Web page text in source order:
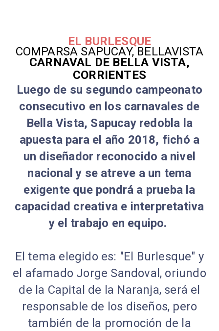
EL BURLESQUE
COMPARSA SAPUCAY, BELLAVISTA
CARNAVAL DE BELLA VISTA,
CORRIENTES
Luego de su segundo campeonato
consecutivo en los carnavales de
Bella Vista, Sapucay redobla la
apuesta para el año 2018, fichó a
un diseñador reconocido a nivel
nacional y se atreve a un tema
exigente que pondrá a prueba la
capacidad creativa e interpretativa
y el trabajo en equipo.
El tema elegido es: "El Burlesque" y
el afamado Jorge Sandoval, oriundo
de la Capital de la Naranja, será el
responsable de los diseños, pero
también de la promoción de la